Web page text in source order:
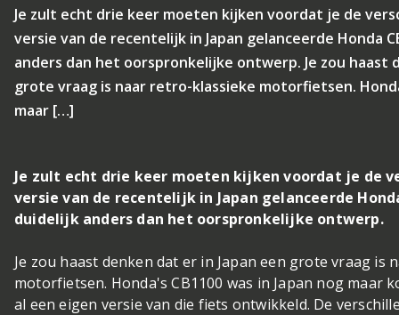
Je zult echt drie keer moeten kijken voordat je de
versie van de recentelijk in Japan gelanceerde Honda
anders dan het oorspronkelijke ontwerp. Je zou haast
grote vraag is naar retro-klassieke motorfietsen.
maar […]
Je zult echt drie keer moeten kijken voordat je de
versie van de recentelijk in Japan gelanceerde
duidelijk anders dan het oorspronkelijke ontwerp.
Je zou haast denken dat er in Japan een grote vraag is
motorfietsen. Honda's CB1100 was in Japan nog maar
al een eigen versie van die fiets ontwikkeld. De